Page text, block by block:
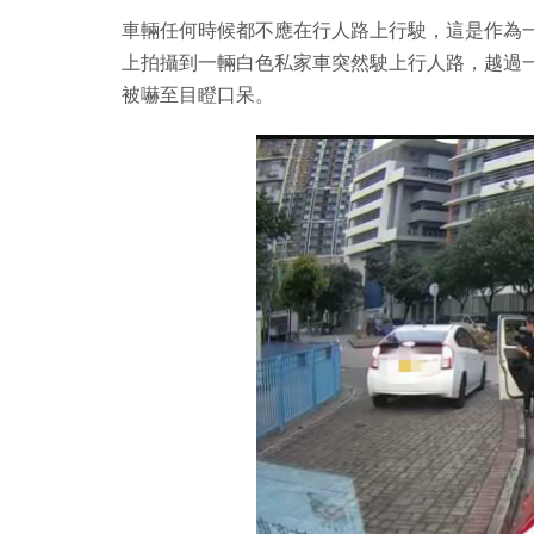
車輛任何時候都不應在行人路上行駛，這是作
上拍攝到一輛白色私家車突然駛上行人路，越
被嚇至目瞪口呆。